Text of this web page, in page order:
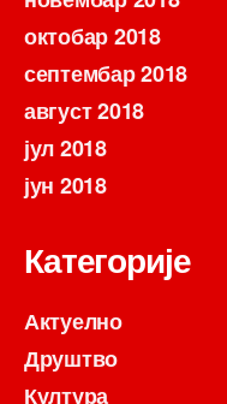
октобар 2018
септембар 2018
август 2018
јул 2018
јун 2018
Категорије
Актуелно
Друштво
Култура